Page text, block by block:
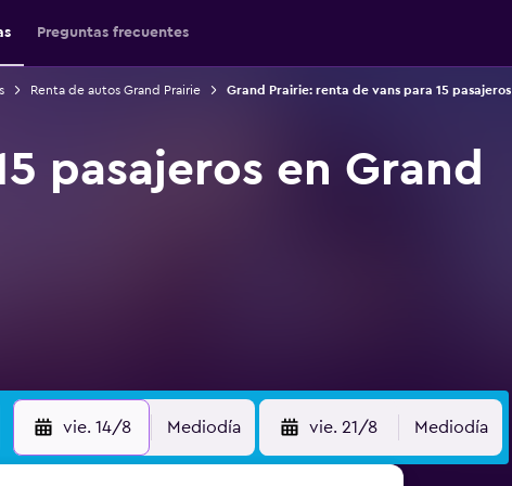
Preguntas frecuentes
Renta de autos Grand Prairie Grand Prairie: renta de vans para 15 pasajeros
pasajeros en Grand
vie. 14/8 Mediodía vie. 21/8 Mediodía